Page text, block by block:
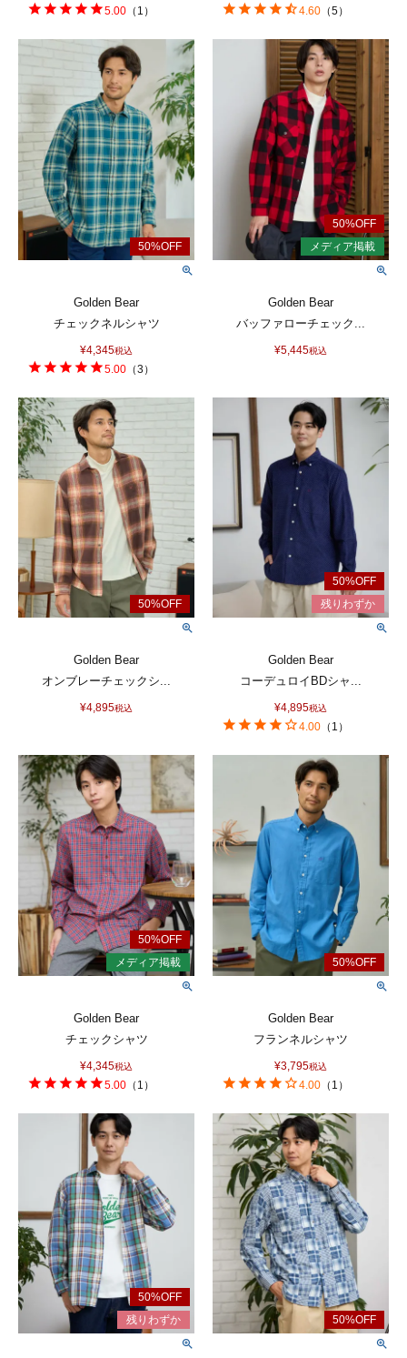
5.00 （ 1 ） 4.60 （5）
Golden Bear
チェックネルシャツ
¥4,345税込
5.00 （3 ）
Golden Bear
バッファローチェック...
¥5,445税込
Golden Bear
オンブレーチェックシ...
¥4,895税込
Golden Bear
コーデュロイBDシャ...
¥4,895税込
4.00 （ 1 ）
Golden Bear
チェックシャツ
¥4,345税込
5.00 （ 1 ）
Golden Bear
フランネルシャツ
¥3,795税込
4.00 （ 1 ）